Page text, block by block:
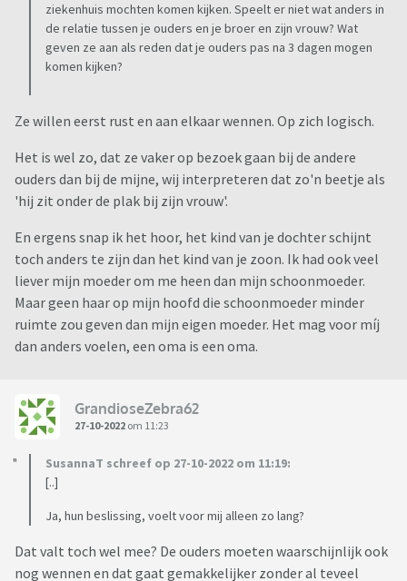
ziekenhuis mochten komen kijken. Speelt er niet wat anders in
de relatie tussen je ouders en je broer en zijn vrouw? Wat
geven ze aan als reden dat je ouders pas na 3 dagen mogen
komen kijken?
Ze willen eerst rust en aan elkaar wennen. Op zich logisch.
Het is wel zo, dat ze vaker op bezoek gaan bij de andere
ouders dan bij de mijne, wij interpreteren dat zo'n beetje als
'hij zit onder de plak bij zijn vrouw'.
En ergens snap ik het hoor, het kind van je dochter schijnt
toch anders te zijn dan het kind van je zoon. Ik had ook veel
liever mijn moeder om me heen dan mijn schoonmoeder.
Maar geen haar op mijn hoofd die schoonmoeder minder
ruimte zou geven dan mijn eigen moeder. Het mag voor míj
dan anders voelen, een oma is een oma.
GrandioseZebra62
27-10-2022 om 11:23
SusannaT schreef op 27-10-2022 om 11:19:
[..]
Ja, hun beslissing, voelt voor mij alleen zo lang?
Dat valt toch wel mee? De ouders moeten waarschijnlijk ook
nog wennen en dat gaat gemakkelijker zonder al teveel